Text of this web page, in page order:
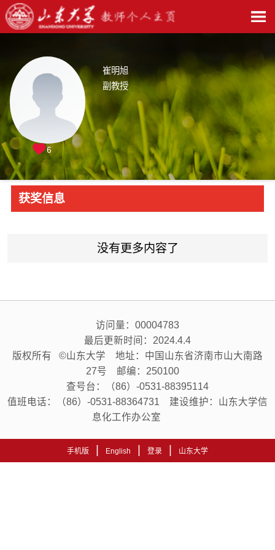
崔明旭
副教授
6
获奖信息
没有更多内容了
访问量： 00004783
最后更新时间： 2024.4.4
版权所有 ©山东大学 地址：中国山东省济南市山大南路
27号 邮编：250100
查号台：（86）-0531-88395114
值班电话：（86）-0531-88364731 建设维护：山东大学信
息化工作办公室
手机版 English 登录 山东大学